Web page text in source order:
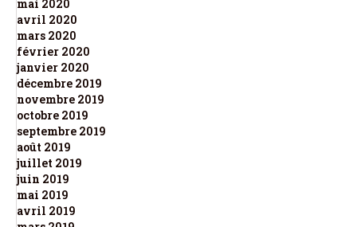
mai 2020
avril 2020
mars 2020
février 2020
janvier 2020
décembre 2019
novembre 2019
octobre 2019
septembre 2019
août 2019
juillet 2019
juin 2019
mai 2019
avril 2019